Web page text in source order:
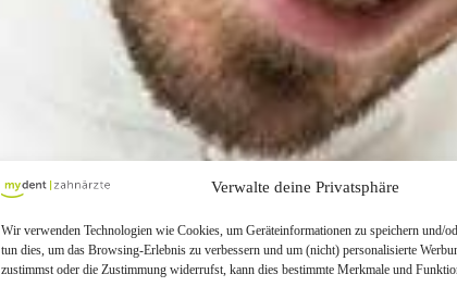
Verwalte deine Privatsphäre
Wir verwenden Technologien wie Cookies, um Geräteinformationen zu speichern und/
tun dies, um das Browsing-Erlebnis zu verbessern und um (nicht) personalisierte
zustimmst oder die Zustimmung widerrufst, kann dies bestimmte Merkmale und